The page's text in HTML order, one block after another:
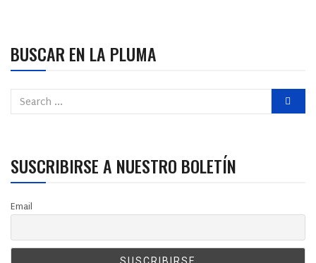
BUSCAR EN LA PLUMA
SUSCRIBIRSE A NUESTRO BOLETÍN
Email